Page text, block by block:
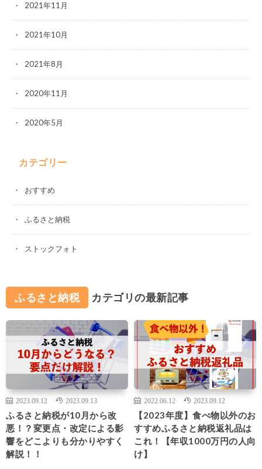
2021年11月
2021年10月
2021年8月
2020年11月
2020年5月
カテゴリー
おすすめ
ふるさと納税
ストックフォト
ふるさと納税 カテゴリの最新記事
2023.09.12 2023.09.13
ふるさと納税が10月から改
悪！？変更点・改定による影
響をどこよりも分かりやすく
解説！！
2022.06.12 2023.09.12
【2023年度】食べ物以外のお
すすめふるさと納税返礼品は
これ！【年収1000万円の人向
け】